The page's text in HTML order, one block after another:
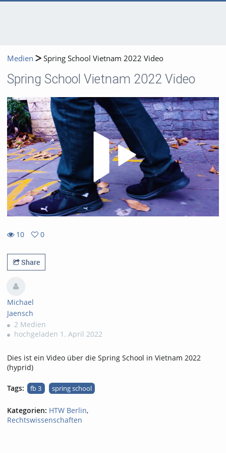
Medien Spring School Vietnam 2022 Video
Spring School Vietnam 2022 Video
10
views
0
favorites
Share
Michael
Jaensch
2 Medien
hochgeladen 1. April 2022
Dies ist ein Video über die Spring School in Vietnam 2022
(hyprid)
Tags: fb 3 spring school
Kategorien: HTW Berlin,
Rechtswissenschaften